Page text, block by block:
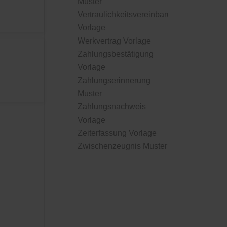
Vertraulichkeitsvereinbarung
Vorlage
Werkvertrag Vorlage
Zahlungsbestätigung
Vorlage
Zahlungserinnerung
Muster
Zahlungsnachweis
Vorlage
Zeiterfassung Vorlage
Zwischenzeugnis Muster